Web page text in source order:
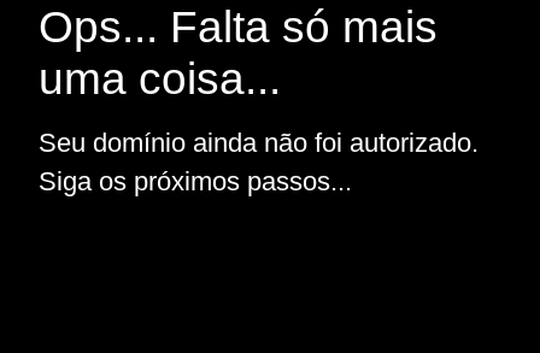
Ops... Falta só mais
uma coisa...
Seu domínio ainda não foi autorizado.
Siga os próximos passos...